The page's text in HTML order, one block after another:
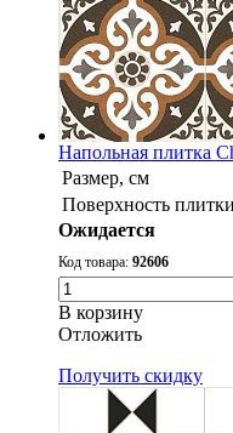
Напольная плитка
Размер, см
Поверхность плитки
Ожидается
Код товара: 92606
В корзину
Oтложить
Получить скидку